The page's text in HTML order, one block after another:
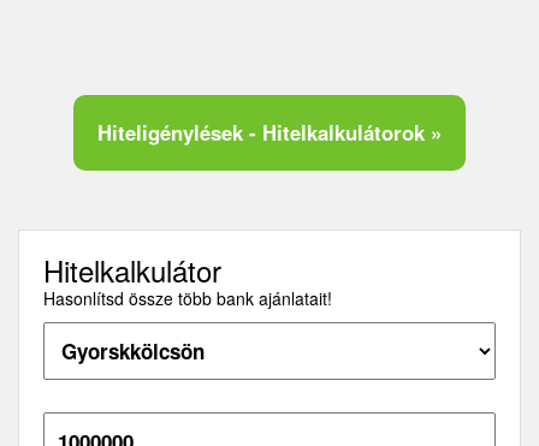
Hiteligénylések - Hitelkalkulátorok »
Hitelkalkulátor
Hasonlítsd össze több bank ajánlatait!